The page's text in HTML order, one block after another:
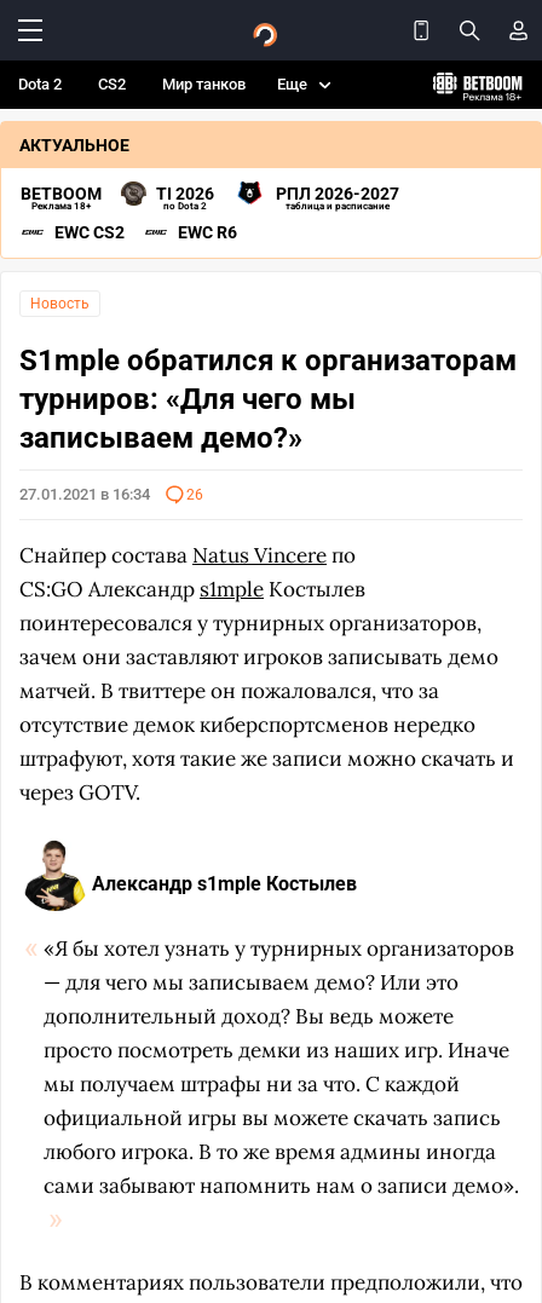
Dota 2 CS2 Мир танков Еще
АКТУАЛЬНОЕ
BETBOOM
Реклама 18+
TI 2026
по Dota 2
РПЛ 2026-2027
таблица и расписание
EWC CS2 EWC R6
Новость
S1mple обратился к организаторам
турниров: «Для чего мы
записываем демо?»
27.01.2021 в 16:34 26
Снайпер состава Natus Vincereпо
CS:GO Александр s1mple Костылев
поинтересовался у турнирных организаторов,
зачем они заставляют игроков записывать демо
матчей. В твиттере он пожаловался, что за
отсутствие демок киберспортсменов нередко
штрафуют, хотя такие же записи можно скачать и
через GOTV.
Александр s1mple Костылев
«Я бы хотел узнать у турнирных организаторов
— для чего мы записываем демо? Или это
дополнительный доход? Вы ведь можете
просто посмотреть демки из наших игр. Иначе
мы получаем штрафы ни за что. С каждой
официальной игры вы можете скачать запись
любого игрока. В то же время админы иногда
сами забывают напомнить нам о записи демо».
В комментариях пользователи предположили, что